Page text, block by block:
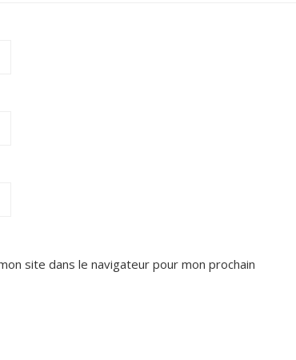
site dans le navigateur pour mon prochain